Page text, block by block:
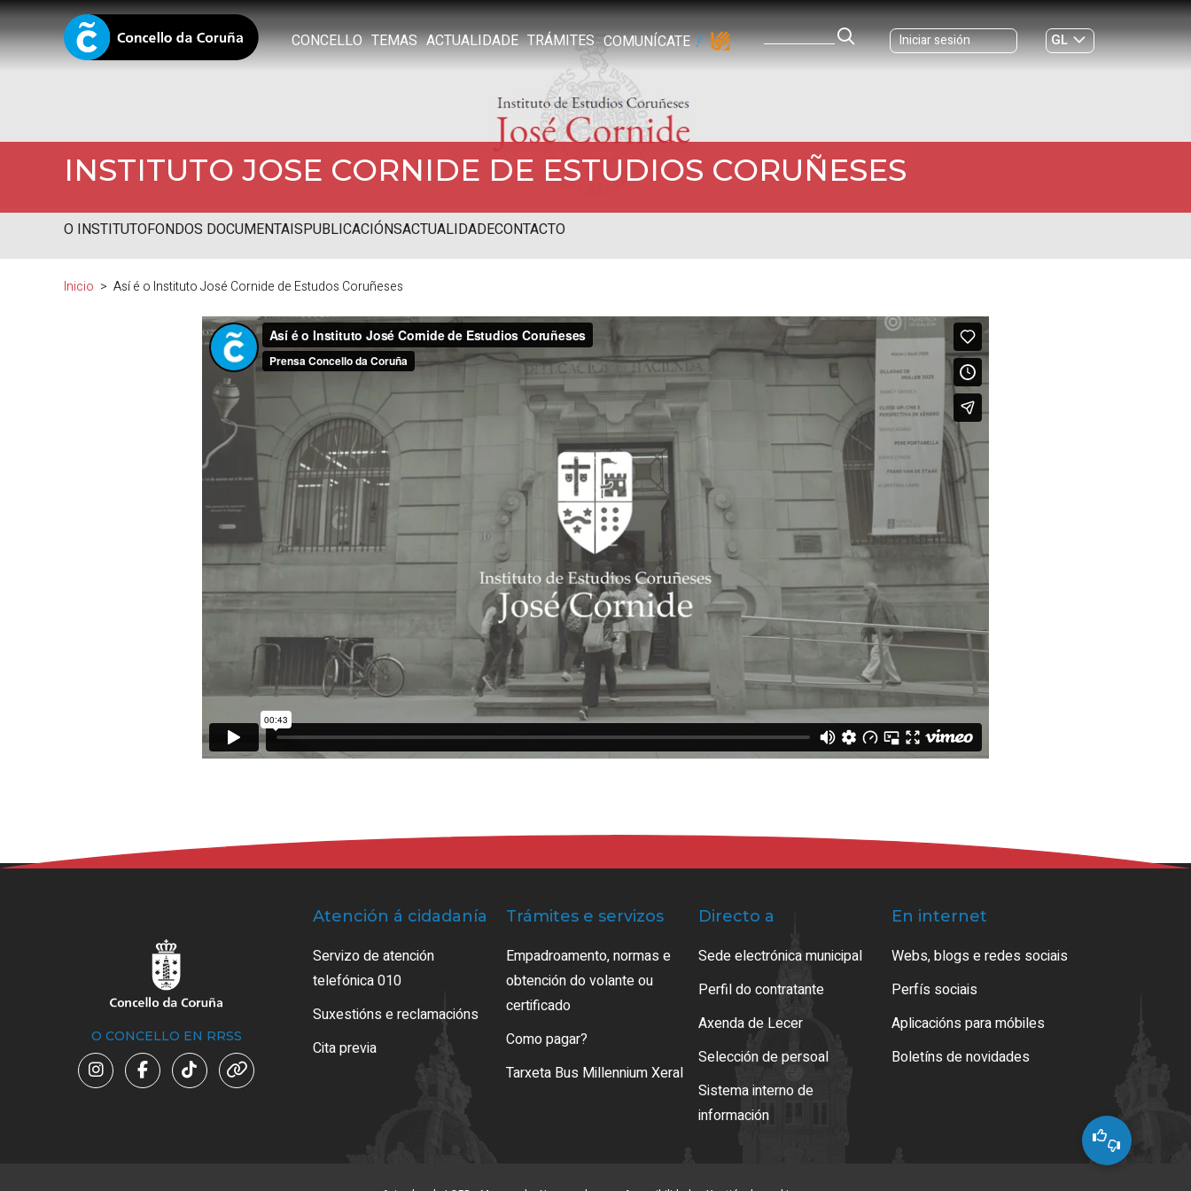
CONCELLO TEMAS ACTUALIDADE TRÁMITES COMUNÍCATE Iniciar sesión
GL
ES|
INSTITUTO JOSE CORNIDE DE ESTUDIOS CORUÑESES
O INSTITUTOFONDOS DOCUMENTAISPUBLICACIÓNSACTUALIDADECONTACTO
Inicio Así é o Instituto José Cornide de Estudos Coruñeses
O CONCELLO EN RRSS
Atención á cidadanía
Servizo de atención
telefónica 010
Suxestións e reclamacións
Cita previa
Trámites e servizos
Empadroamento, normas e
obtención do volante ou
certificado
Como pagar?
Tarxeta Bus Millennium Xeral
Directo a
Sede electrónica municipal
Perfil do contratante
Axenda de Lecer
Selección de persoal
Sistema interno de
información
En internet
Webs, blogs e redes sociais
Perfís sociais
Aplicacións para móbiles
Boletíns de novidades